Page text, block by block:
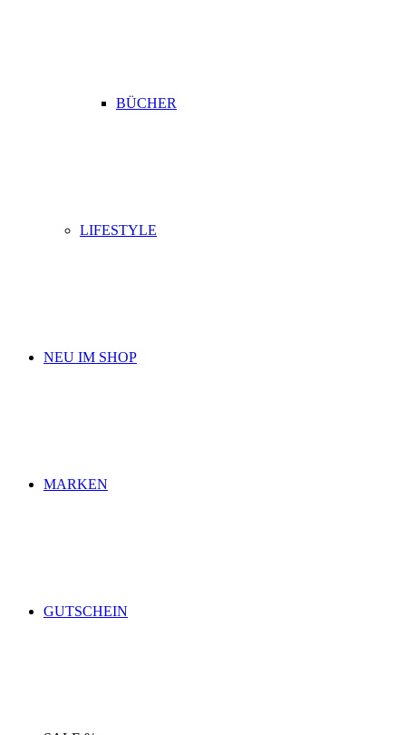
BÜCHER
LIFESTYLE
NEU IM SHOP
MARKEN
GUTSCHEIN